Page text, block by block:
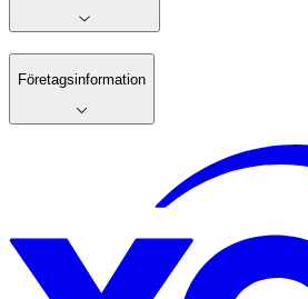
Företagsinformation